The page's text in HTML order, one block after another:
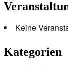
Keine
Kategorien